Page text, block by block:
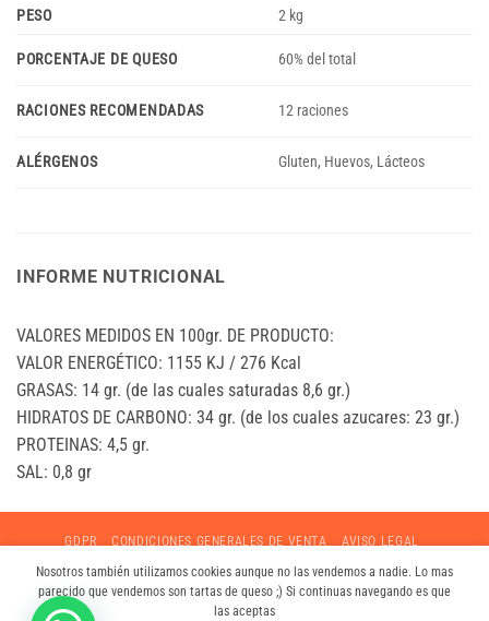
PESO 2 kg
PORCENTAJE DE QUESO 60% del total
RACIONES RECOMENDADAS 12 raciones
ALÉRGENOS Gluten, Huevos, Lácteos
INFORME NUTRICIONAL
VALORES MEDIDOS EN 100gr. DE PRODUCTO:
VALOR ENERGÉTICO: 1155 KJ / 276 Kcal
GRASAS: 14 gr. (de las cuales saturadas 8,6 gr.)
HIDRATOS DE CARBONO: 34 gr. (de los cuales azucares: 23 gr.)
PROTEINAS: 4,5 gr.
SAL: 0,8 gr
GDPR CONDICIONES GENERALES DE VENTA
AVISO LEGAL
LA HORNAZERIA ®©. Calle Watt, 2, 37188 Carbajosa de la Sagrada,
Salamanca Tfno y
whatsapp:608298977
Nosotros también utilizamos cookies aunque no las vendemos a nadie. Lo mas
parecido que vendemos son tartas de queso ;) Si continuas navegando es que
las aceptas